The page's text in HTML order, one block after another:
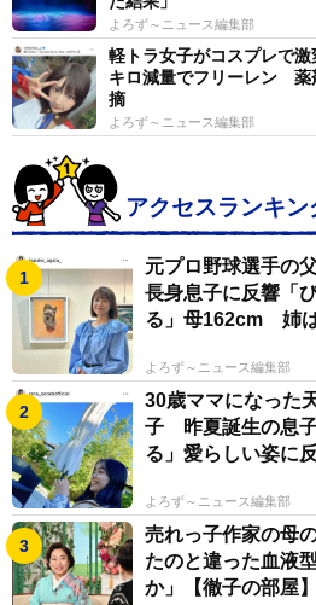
「誕生50周年記念 ベルサイユのばら展ー
キービジュアル （C）池田理代子プロダ
よろず～ニュース編集部
軽トラ女子がコスプレで
キロ減量でフリーレン 薬
摘
よろず～ニュース編集部
アクセスランキン
元プロ野球選手の
長身息子に反響「
る」母162cm 姉
よろず～ニュース編集部
30歳ママになった
子 昨夏誕生の息
る」愛らしい姿に
よろず～ニュース編集部
売れっ子作家の母
たのと違った血液
か」【徹子の部屋】